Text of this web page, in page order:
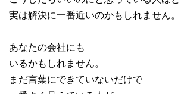
実は解決に一番近いのかもしれません。
あなたの会社にも
いるかもしれません。
まだ言葉にできていないだけで